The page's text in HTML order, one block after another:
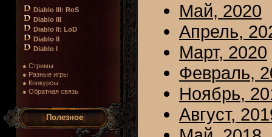
Diablo III: RoS
Diablo III
Diablo II: LoD
Diablo II
Diablo I
● Стримы
● Разные игры
● Конкурсы
● Обратная связь
Полезное
Май, 2020
Апрель,
Март, 2020
Февраль,
Ноябрь,
Август,